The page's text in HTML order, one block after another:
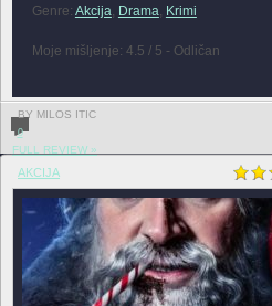
Genre: Akcija Drama Krimi
Moje mišljenje: 4.5 / 5 - Odličan
BY MILOS ITIC
0
FULL REVIEW »
AKCIJA